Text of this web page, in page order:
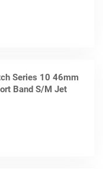
Series 10 46mm
Band S/M Jet